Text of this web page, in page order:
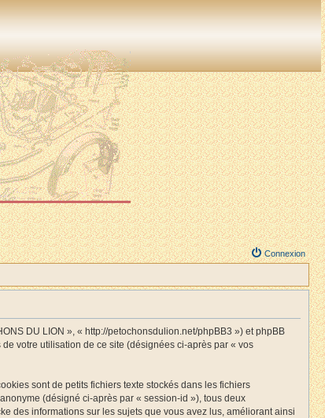
Connexion
DU LION », « http://petochonsdulion.net/phpBB3 ») et phpBB
votre utilisation de ce site (désignées ci-après par « vos
sont de petits fichiers texte stockés dans les fichiers
(désigné ci-après par « session-id »), tous deux
des informations sur les sujets que vous avez lus, améliorant ainsi